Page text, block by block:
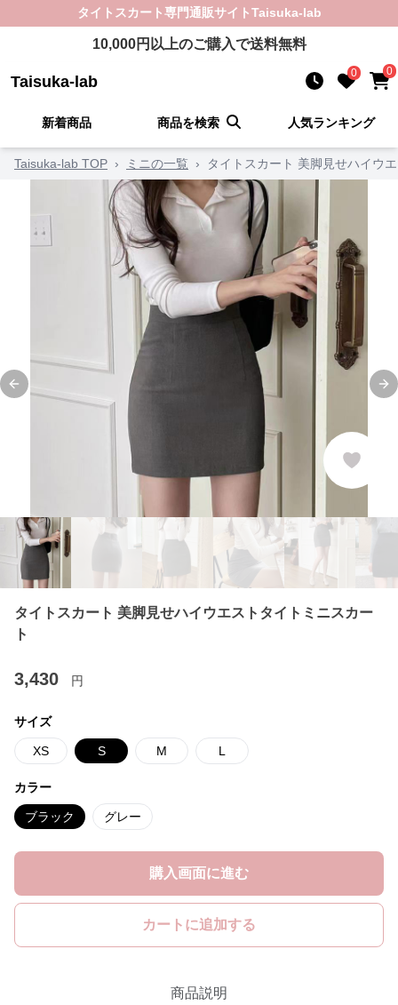
タイトスカート専門通販サイトTaisuka-lab
10,000円以上のご購入で送料無料
Taisuka-lab 0 0
新着商品 商品を検索 人気ランキング
Taisuka-lab TOP › ミニの一覧 › タイトスカート 美脚見せハイウ
Previous slide
タイトスカート 美脚見せハイウエストタイトミニスカー
ト
3,430 円
サイズ
XS S M L
カラー
ブラック グレー
購入画面に進む
カートに追加する
商品説明